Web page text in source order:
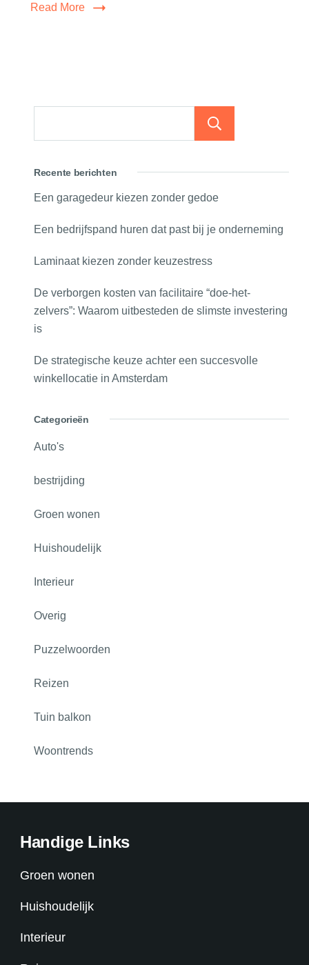
Read More
Recente berichten
Een garagedeur kiezen zonder gedoe
Een bedrijfspand huren dat past bij je onderneming
Laminaat kiezen zonder keuzestress
De verborgen kosten van facilitaire “doe-het-
zelvers”: Waarom uitbesteden de slimste investering
is
De strategische keuze achter een succesvolle
winkellocatie in Amsterdam
Categorieën
Auto's
bestrijding
Groen wonen
Huishoudelijk
Interieur
Overig
Puzzelwoorden
Reizen
Tuin balkon
Woontrends
Handige Links
Groen wonen
Huishoudelijk
Interieur